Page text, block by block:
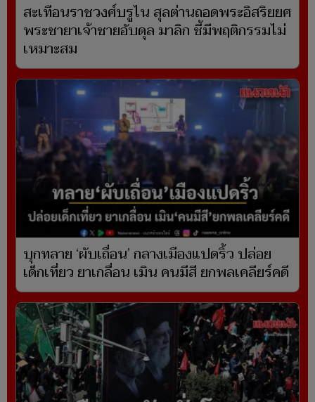
สะเทือนราชวงศ์บรูไน สุลต่านถอดพระอิสริยยศ
พระชายาเจ้าชายอับดุล มาลิก ชี้มีพฤติกรรมไม่
เหมาะสม
บุกทลาย ‘ผับเถื่อน’ กลางเมืองแปดริ้ว ปล่อย
เด็กเที่ยว ยาเกลื่อน เมิน คนมีสี ยกพลเคลียร์คดี